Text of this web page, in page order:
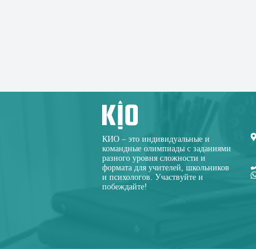
КИО – это индивидуальные и
командные олимпиады с заданиями
разного уровня сложности и
формата для учителей, школьников
и психологов. Участвуйте и
побеждайте!